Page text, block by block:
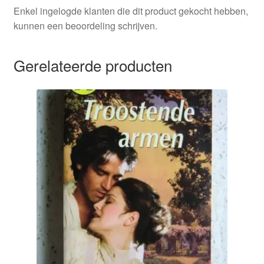
Enkel ingelogde klanten die dit product gekocht hebben,
kunnen een beoordeling schrijven.
Gerelateerde producten